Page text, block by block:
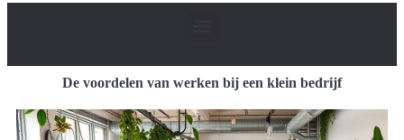
De voordelen van werken bij een klein bedrijf